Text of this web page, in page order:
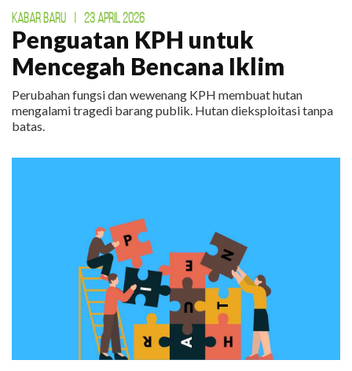
KABAR BARU 23 APRIL 2026
Penguatan KPH untuk
Mencegah Bencana Iklim
Perubahan fungsi dan wewenang KPH membuat hutan
mengalami tragedi barang publik. Hutan dieksploitasi tanpa
batas.